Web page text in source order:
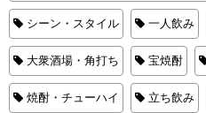
シーン・スタイル 一人飲み
大衆酒場・角打ち 宝焼酎
焼酎・チューハイ 立ち飲み